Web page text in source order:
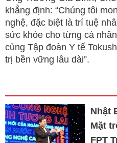
khẳng định: “Chúng tôi
nghệ, đặc biệt là trí tuệ
sức khỏe cho từng cá
cùng Tập đoàn Y tế
trị bền vững lâu dài”.
Nhật
Mặt
FPT